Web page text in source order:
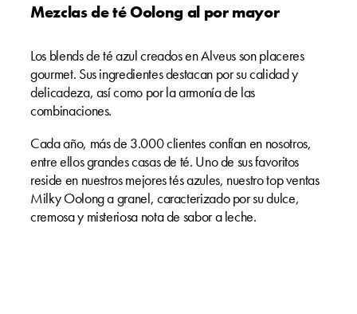
Mezclas de té Oolong al por mayor
Los blends de té azul creados en Alveus son placeres
gourmet. Sus ingredientes destacan por su calidad y
delicadeza, así como por la armonía de las
combinaciones.
Cada año, más de 3.000 clientes confían en nosotros,
entre ellos grandes casas de té. Uno de sus favoritos
reside en nuestros mejores tés azules, nuestro top ventas
Milky Oolong a granel, caracterizado por su dulce,
cremosa y misteriosa nota de sabor a leche.